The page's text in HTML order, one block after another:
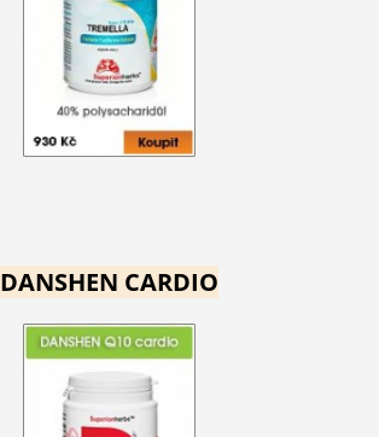
DANSHEN CARDIO